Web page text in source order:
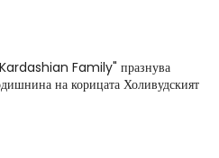
Family" празнува
на корицата Холивудският